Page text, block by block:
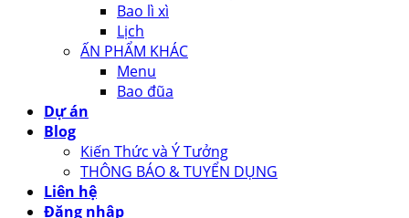
Bao lì xì
Lịch
ẤN PHẨM KHÁC
Menu
Bao đũa
Dự án
Blog
Kiến Thức và Ý Tưởng
THÔNG BÁO & TUYỂN DỤNG
Liên hệ
Đăng nhập